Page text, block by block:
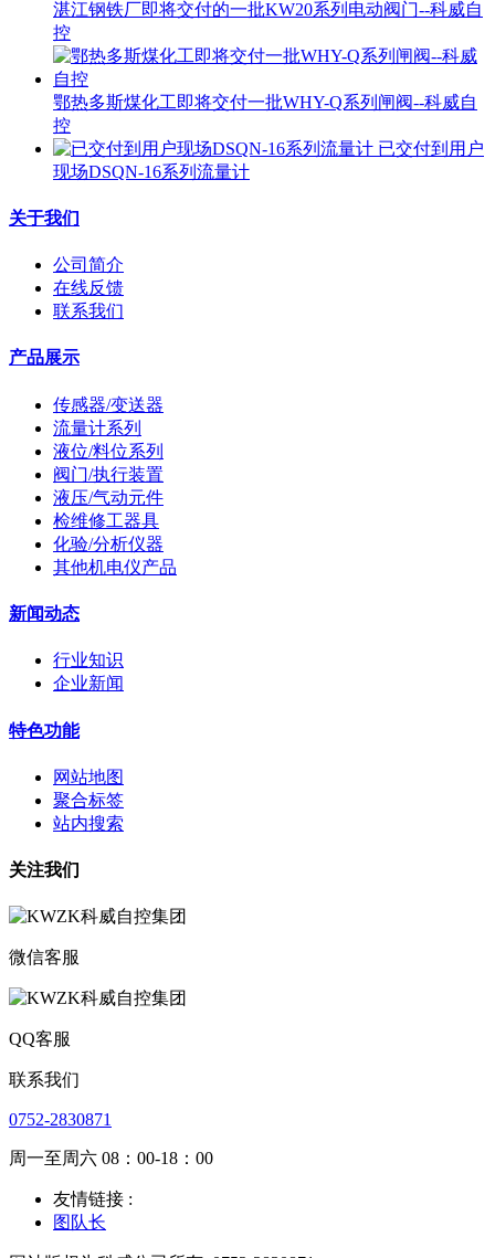
湛江钢铁厂即将交付的一批KW20系列电动阀门--科威自
控
鄂热多斯煤化工即将交付一批WHY-Q系列闸阀--科威自
控
已交付到用户
现场DSQN-16系列流量计
关于我们
公司简介
在线反馈
联系我们
产品展示
传感器/变送器
流量计系列
液位/料位系列
阀门/执行装置
液压/气动元件
检维修工器具
化验/分析仪器
其他机电仪产品
新闻动态
行业知识
企业新闻
特色功能
网站地图
聚合标签
站内搜索
关注我们
微信客服
QQ客服
联系我们
0752-2830871
周一至周六 08：00-18：00
友情链接 :
图队长